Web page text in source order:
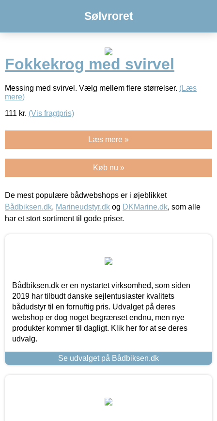
Sølvroret
Fokkekrog med svirvel
Messing med svirvel. Vælg mellem flere størrelser. (Læs
mere)
111 kr. (Vis fragtpris)
Læs mere »
Køb nu »
De mest populære bådwebshops er i øjeblikket
Bådbiksen.dk, Marineudstyr.dk og DKMarine.dk, som alle
har et stort sortiment til gode priser.
Bådbiksen.dk er en nystartet virksomhed, som siden
2019 har tilbudt danske sejlentusiaster kvalitets
bådudstyr til en fornuftig pris. Udvalget på deres
webshop er dog noget begrænset endnu, men nye
produkter kommer til dagligt. Klik her for at se deres
udvalg.
Se udvalget på Bådbiksen.dk